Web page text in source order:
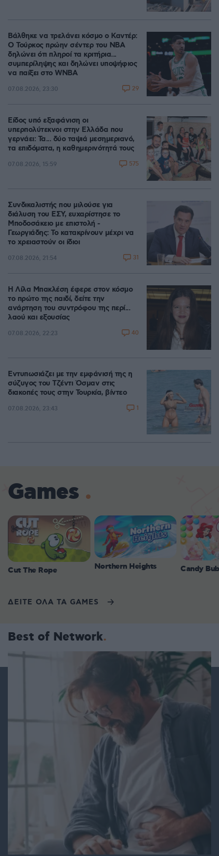
Βάλθηκε να τρελάνει κόσμο ο Καντέρ:
Ο Τούρκος πρώην σέντερ του NBA
δηλώνει ότι πληροί τα κριτήρια...
συμπερίληψης και δηλώνει υποψήφιος
να παίξει στο WNBA
07.08.2026, 23:30 29
Είδος υπό εξαφάνιση οι
υπερπολύτεκνοι στην Ελλάδα που
γερνάει: Τα... δύο ταψιά μεσημεριανό,
τα επιδόματα, η καθημερινότητά τους
07.08.2026, 15:59 575
Συνδικαλιστής που μιλούσε για
διάλυση του ΕΣΥ, ευχαρίστησε το
Μποδοσάκειο με επιστολή -
Γεωργιάδης: Το κατακρίνουν μέχρι να
το χρειαστούν οι ίδιοι
07.08.2026, 21:54 31
Η Λίλα Μπακλέση έφερε στον κόσμο
το πρώτο της παιδί, δείτε την
ανάρτηση του συντρόφου της περί...
λαού και εξουσίας
07.08.2026, 22:23 40
Εντυπωσιάζει με την εμφάνισή της η
σύζυγος του Τζέντι Όσμαν στις
διακοπές τους στην Τουρκία, βίντεο
07.08.2026, 23:43 1
Games
Cut The Rope Northern Heights Candy
ΔΕΙΤΕ ΟΛΑ ΤΑ GAMES
Best of Network